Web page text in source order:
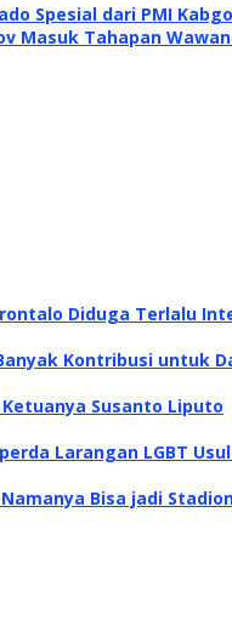
Spesial dari PMI
Masuk Tahapan
Diduga Terlalu
Kontribusi untuk
Susanto Liputo
Larangan LGBT
Bisa jadi